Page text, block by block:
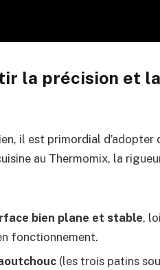
la précision et la
il est primordial d’adopter
au Thermomix, la
bien plane et stable,
fonctionnement.
(les trois patins